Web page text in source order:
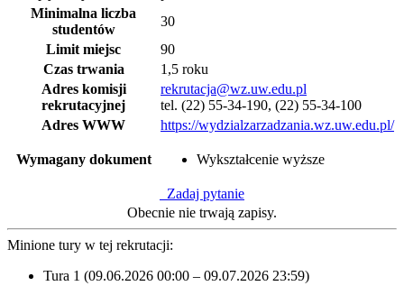
Minimalna liczba
studentów
30
Limit miejsc
90
Czas trwania
1,5 roku
Adres komisji
rekrutacyjnej
rekrutacja@wz.uw.edu.pl
tel. (22) 55-34-190, (22) 55-34-100
Adres WWW
https://wydzialzarzadzania.wz.uw.edu.pl/
Wymagany dokument Wykształcenie wyższe
Zadaj pytanie
Obecnie nie trwają zapisy.
Minione tury w tej rekrutacji:
Tura 1 (09.06.2026 00:00 – 09.07.2026 23:59)